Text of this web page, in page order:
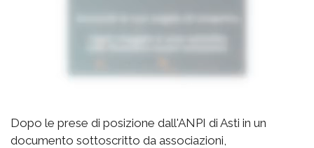
Dopo le prese di posizione dall'ANPI di Asti in un
documento sottoscritto da associazioni,